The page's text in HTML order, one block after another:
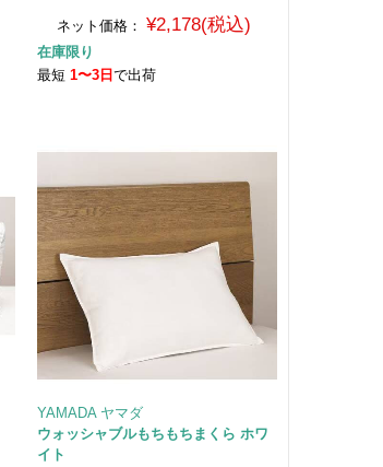
ネット価格： ¥2,178(税込)
在庫限り
最短 1〜3日 で出荷
YAMADA ヤマダ
ウォッシャブルもちもちまくら ホワ
イト